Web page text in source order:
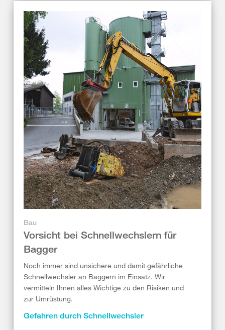
Bau
Vorsicht bei Schnellwechslern für
Bagger
Noch immer sind unsichere und damit gefährliche
Schnellwechsler an Baggern im Einsatz. Wir
vermitteln Ihnen alles Wichtige zu den Risiken und
zur Umrüstung.
Gefahren durch Schnellwechsler